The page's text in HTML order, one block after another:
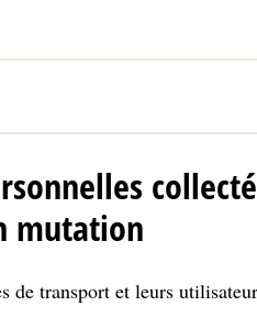
mutation
de transport et leurs